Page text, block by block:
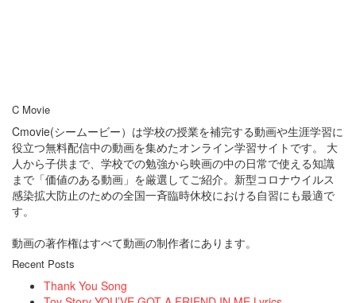
C Movie
Cmovie(シームービー）は学校の授業を補完する動画や生涯学習に
役立つ無料配信中の動画を集めたオンライン学習サイトです。 大
人から子供まで、学校での勉強から映画の中の日常で使える知識
まで「価値のある動画」を厳選してご紹介。新型コロナウイルス
感染拡大防止のための全国一斉臨時休校における自習にも最適で
す。
動画の著作権はすべて動画の制作者にあります。
Recent Posts
Thank You Song